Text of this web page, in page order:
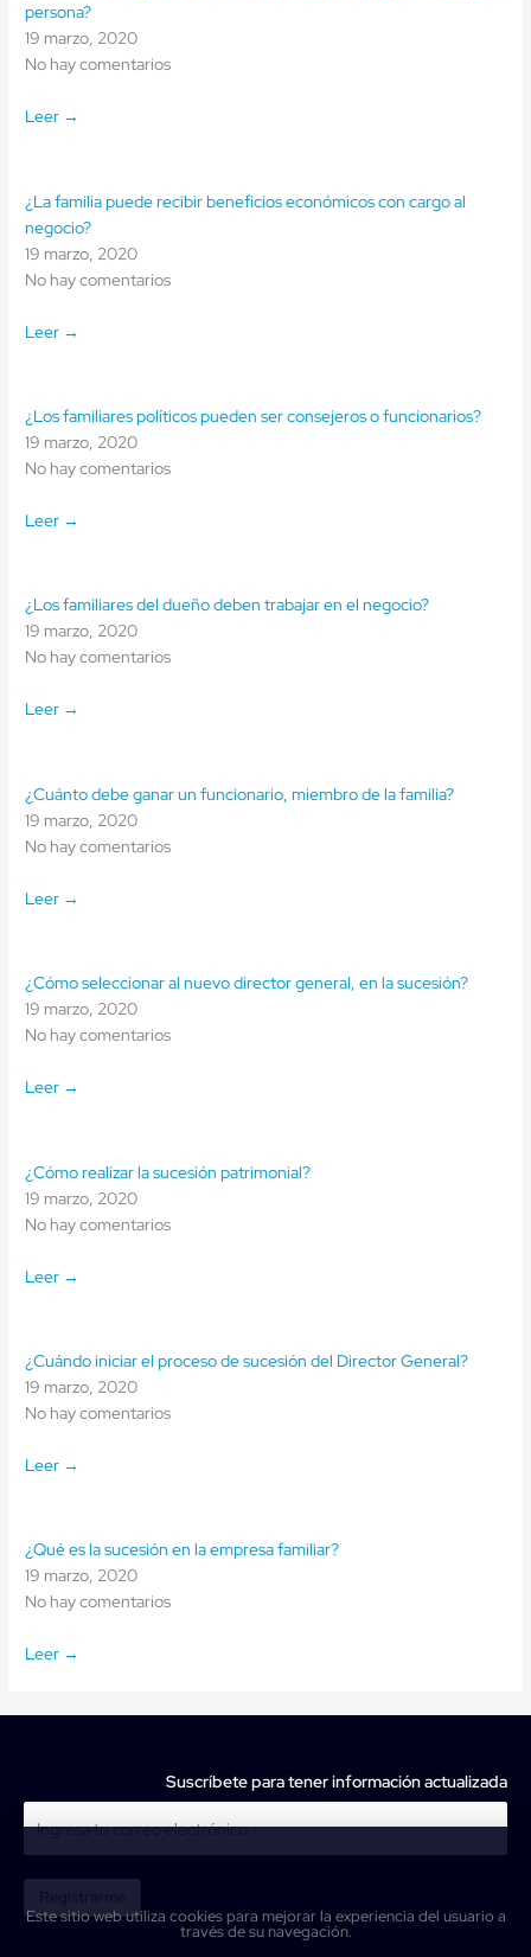
persona?
19 marzo, 2020
No hay comentarios
Leer →
¿La familia puede recibir beneficios económicos con cargo al
negocio?
19 marzo, 2020
No hay comentarios
Leer →
¿Los familiares políticos pueden ser consejeros o funcionarios?
19 marzo, 2020
No hay comentarios
Leer →
¿Los familiares del dueño deben trabajar en el negocio?
19 marzo, 2020
No hay comentarios
Leer →
¿Cuánto debe ganar un funcionario, miembro de la familia?
19 marzo, 2020
No hay comentarios
Leer →
¿Cómo seleccionar al nuevo director general, en la sucesión?
19 marzo, 2020
No hay comentarios
Leer →
¿Cómo realizar la sucesión patrimonial?
19 marzo, 2020
No hay comentarios
Leer →
¿Cuándo iniciar el proceso de sucesión del Director General?
19 marzo, 2020
No hay comentarios
Leer →
¿Qué es la sucesión en la empresa familiar?
19 marzo, 2020
No hay comentarios
Leer →
Suscríbete para tener información actualizada
Este sitio web utiliza cookies para mejorar la experiencia del usuario a
través de su navegación.